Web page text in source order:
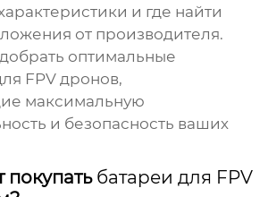
и где найти
от производителя.
оптимальные
FPV дронов,
максимальную
и безопасность ваших
покупать батареи для FPV